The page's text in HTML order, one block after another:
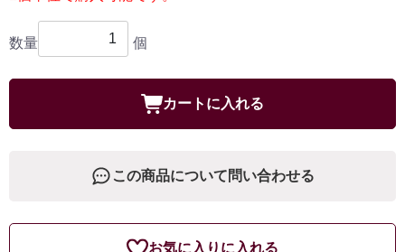
数量 個
カートに入れる
この商品について問い合わせる
お気に入りに入れる